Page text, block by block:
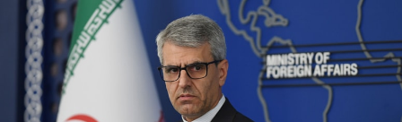
İran, "Nükleer anlaşmaya varılırsa
uranyum zenginleştirme seviyesini
düşüreceğiz" açıklamasını yaptı.